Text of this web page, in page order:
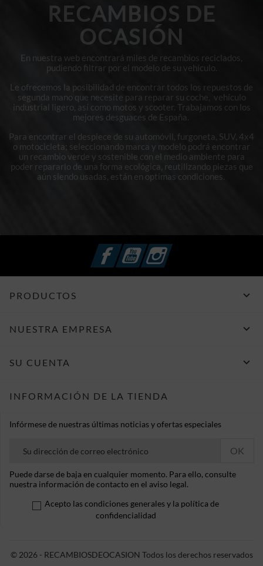
RECAMBIOS DE
OCASIÓN
En nuestra web encontrará miles de recambios reciclados,
pudiendo filtrar por el modelo de su vehículo.
Le ofrecemos la posibilidad de encontrar todos los repuestos de
segunda mano que necesite para reparar su coche, vehículo
industrial ligero, así como motos y scooter. Trabajamos con los
mejores desguaces de España.
Para encontrar el despiece de su automóvil, furgoneta, SUV, 4x4
o motocicleta; seleccionando marca y modelo podrá encontrar
un recambio verde y sostenible con el medio ambiente para
poder repararlo de una forma ecológica, reutilizando piezas que
aún siendo usadas, están en optimas condiciones.
FacebookYouTubeInstagram
PRODUCTOS 
NUESTRA EMPRESA 
SU CUENTA 
INFORMACIÓN DE LA TIENDA
Infórmese de nuestras últimas noticias y ofertas especiales
Puede darse de baja en cualquier momento. Para ello, consulte
nuestra información de contacto en el aviso legal.
Acepto las condiciones generales y la política de
confidencialidad
© 2026 - RECAMBIOSDEOCASION Todos los derechos reservados